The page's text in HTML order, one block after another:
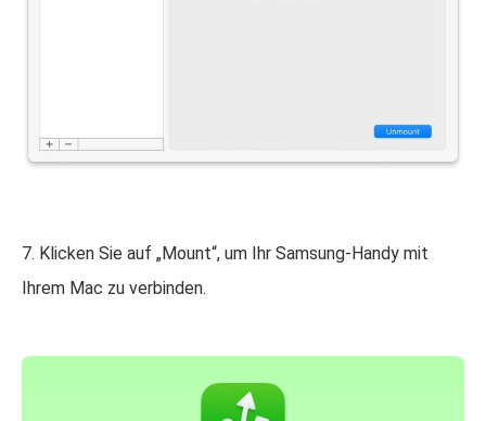
7. Klicken Sie auf „Mount“, um Ihr Samsung-Handy mit
Ihrem Mac zu verbinden.